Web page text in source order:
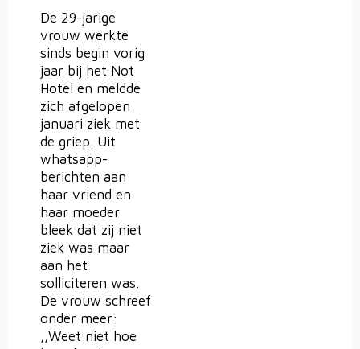
De 29-jarige
vrouw werkte
sinds begin vorig
jaar bij het Not
Hotel en meldde
zich afgelopen
januari ziek met
de griep. Uit
whatsapp-
berichten aan
haar vriend en
haar moeder
bleek dat zij niet
ziek was maar
aan het
solliciteren was.
De vrouw schreef
onder meer:
,,Weet niet hoe